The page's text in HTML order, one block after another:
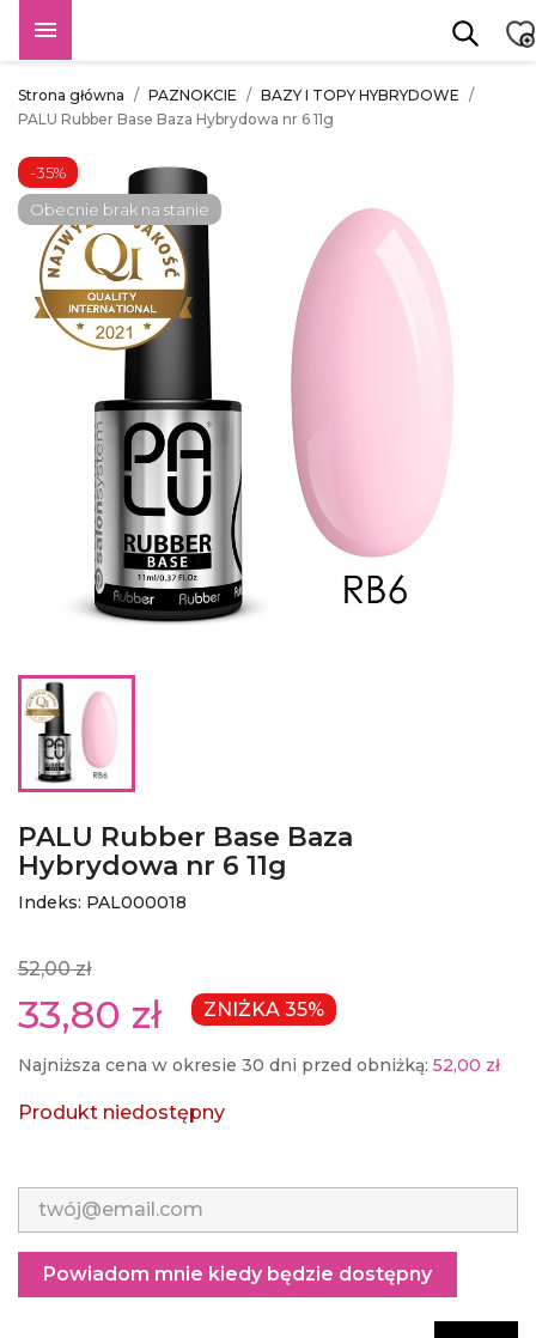

Strona główna PAZNOKCIE
BAZY I TOPY HYBRYDOWE
PALU Rubber Base Baza Hybrydowa nr 6 11g
-35%
Obecnie brak na stanie
PALU Rubber Base Baza
Hybrydowa nr 6 11g
Indeks: PAL000018
52,00 zł
33,80 zł ZNIŻKA 35%
Najniższa cena w okresie 30 dni przed obniżką: 52,00 zł
Produkt niedostępny
Powiadom mnie kiedy będzie dostępny